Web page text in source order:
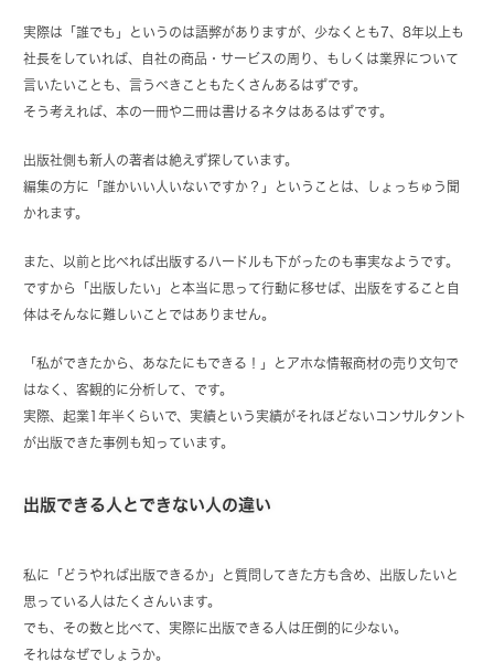
実際は「誰でも」というのは語弊がありますが、少なくとも7、8年以上も
社長をしていれば、自社の商品・サービスの周り、もしくは業界について
言いたいことも、言うべきこともたくさんあるはずです。
そう考えれば、本の一冊や二冊は書けるネタはあるはずです。
出版社側も新人の著者は絶えず探しています。
編集の方に「誰かいい人いないですか？」ということは、しょっちゅう聞
かれます。
また、以前と比べれば出版するハードルも下がったのも事実なようです。
ですから「出版したい」と本当に思って行動に移せば、出版をすること自
体はそんなに難しいことではありません。
「私ができたから、あなたにもできる！」とアホな情報商材の売り文句で
はなく、客観的に分析して、です。
実際、起業1年半くらいで、実績という実績がそれほどないコンサルタント
が出版できた事例も知っています。
出版できる人とできない人の違い
私に「どうやれば出版できるか」と質問してきた方も含め、出版したいと
思っている人はたくさんいます。
でも、その数と比べて、実際に出版できる人は圧倒的に少ない。
それはなぜでしょうか。